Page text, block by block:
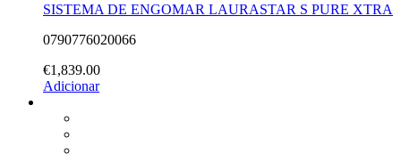
SISTEMA DE ENGOMAR LAURASTAR S PURE XTRA
0790776020066
€1,839.00
Adicionar